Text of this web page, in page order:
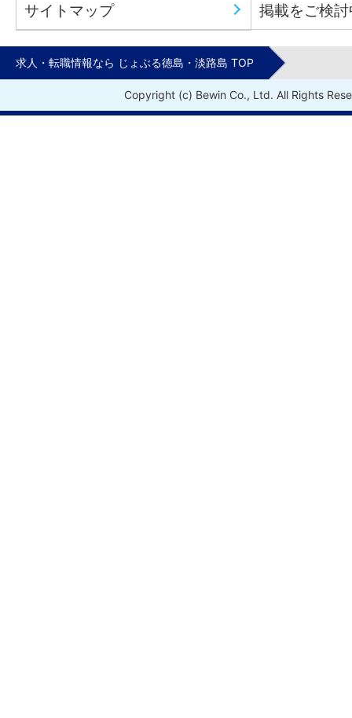
サイトマップ 掲載をご検
求人・転職情報なら じょぶる徳島・淡路島 TOP
Copyright (c) Bewin Co., Ltd. All Rights